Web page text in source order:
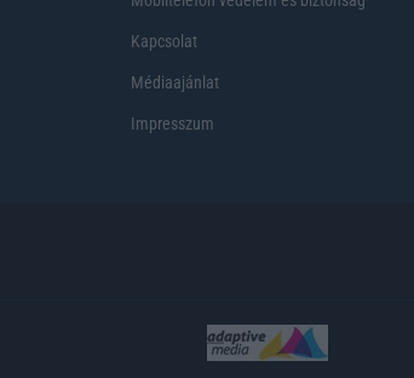
Kapcsolat
Médiaajánlat
Impresszum